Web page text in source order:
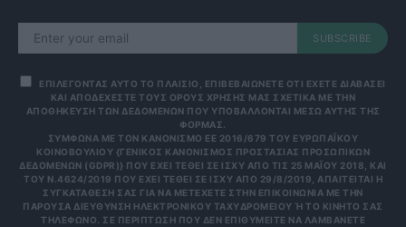
SUBSCRIBE
ΕΠΙΛΕΓΟΝΤΑΣ ΑΥΤΟ ΤΟ ΠΛΑΙΣΙΟ, ΕΠΙΒΕΒΑΙΩΝΕΤΕ ΟΤΙ ΕΧΕΤΕ ΔΙΑΒΑΣΕΙ
ΚΑΙ ΑΠΟΔΕΧΕΣΤΕ ΤΟΥΣ ΟΡΟΥΣ ΧΡΗΣΗΣ ΜΑΣ ΣΧΕΤΙΚΑ ΜΕ ΤΗΝ
ΑΠΟΘΗΚΕΥΣΗ ΤΩΝ ΔΕΔΟΜΕΝΩΝ ΠΟΥ ΥΠΟΒΑΛΛΟΝΤΑΙ ΜΕΣΩ ΑΥΤΗΣ ΤΗΣ
ΦΟΡΜΑΣ.
ΣΎΜΦΩΝΑ ΜΕ ΤΟΝ ΚΑΝΟΝΙΣΜΌ ΕΕ 2016/679 ΤΟΥ ΕΥΡΩΠΑΪΚΟΎ
ΚΟΙΝΟΒΟΥΛΊΟΥ {ΓΕΝΙΚΌΣ ΚΑΝΟΝΙΣΜΌΣ ΠΡΟΣΤΑΣΊΑΣ ΠΡΟΣΩΠΙΚΏΝ
ΔΕΔΟΜΈΝΩΝ (GDPR)} ΠΟΥ ΈΧΕΙ ΤΕΘΕΊ ΣΕ ΙΣΧΎ ΑΠΌ ΤΙΣ 25 ΜΑΪ́ΟΥ 2018, ΚΑΙ
ΤΟΥ Ν.4624/2019 ΠΟΥ ΈΧΕΙ ΤΕΘΕΊ ΣΕ ΙΣΧΎ ΑΠΌ 29/8/2019, ΑΠΑΙΤΕΊΤΑΙ Η
ΣΥΓΚΑΤΆΘΕΣΉ ΣΑΣ ΓΙΑ ΝΑ ΜΕΤΈΧΕΤΕ ΣΤΗΝ ΕΠΙΚΟΙΝΩΝΊΑ ΜΕ ΤΗΝ
ΠΑΡΟΎΣΑ ΔΙΕΎΘΥΝΣΗ ΗΛΕΚΤΡΟΝΙΚΟΎ ΤΑΧΥΔΡΟΜΕΊΟΥ Ή ΤΟ ΚΙΝΗΤΌ ΣΑΣ Τ
ΗΛΈΦΩΝΟ. ΣΕ ΠΕΡΊΠΤΩΣΗ ΠΟΥ ΔΕΝ ΕΠΙΘΥΜΕΊΤΕ ΝΑ ΛΑΜΒΆΝΕΤΕ Μ